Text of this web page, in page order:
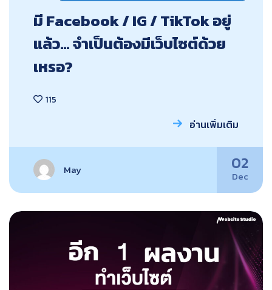
มี Facebook / IG / TikTok อยู่
แล้ว… จำเป็นต้องมีเว็บไซต์ด้วย
เหรอ?
115
อ่านเพิ่มเติม
May 02
Dec